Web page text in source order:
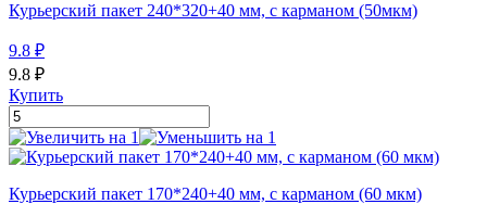
Курьерский пакет 240*320+40 мм, с карманом (50мкм)
9.8 ₽
9.8 ₽
Купить
Курьерский пакет 170*240+40 мм, с карманом (60 мкм)